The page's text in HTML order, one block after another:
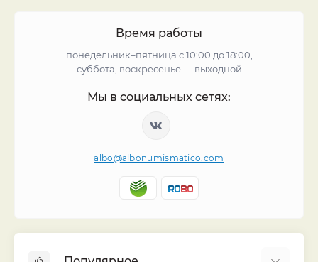
Время работы
понедельник–пятница с 10:00 до 18:00,
суббота, воскресенье — выходной
Мы в социальных сетях:
albo@albonumismatico.com